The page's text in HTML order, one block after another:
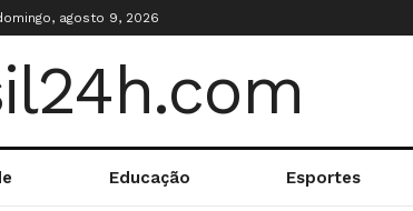
agosto 9, 2026
Educação Esportes